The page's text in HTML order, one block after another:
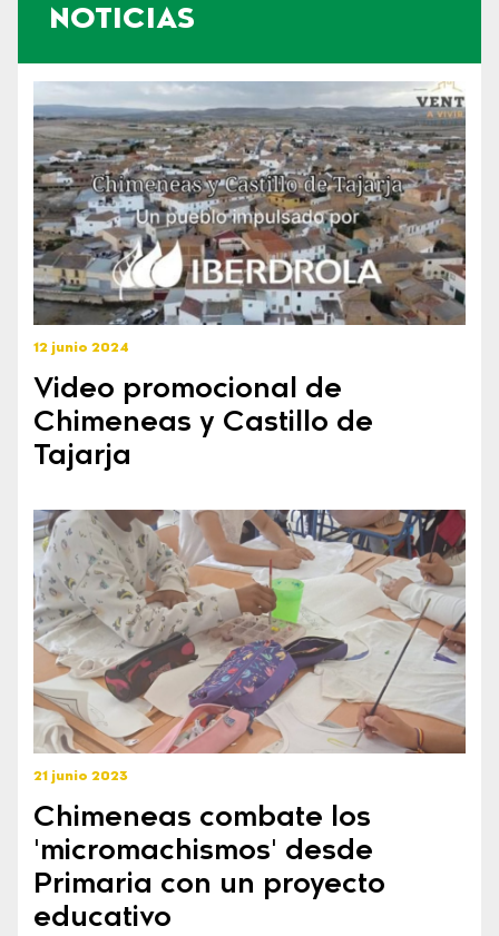
NOTICIAS
12 junio 2024
Video promocional de
Chimeneas y Castillo de
Tajarja
21 junio 2023
Chimeneas combate los
'micromachismos' desde
Primaria con un proyecto
educativo